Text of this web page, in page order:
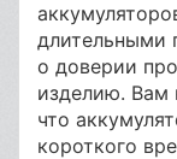
длительными
о доверии
изделию. Вам
что
короткого